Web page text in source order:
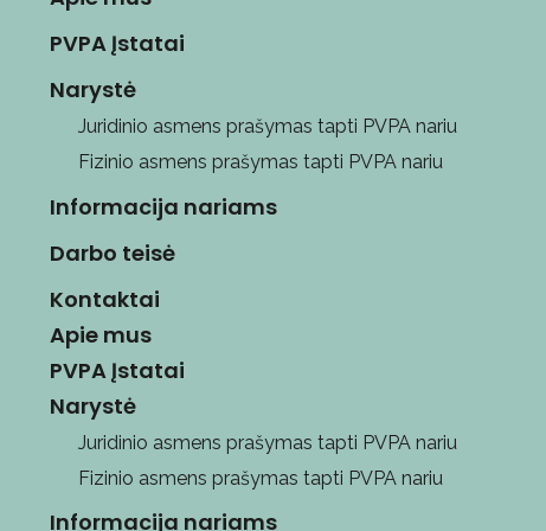
PVPA Įstatai
Narystė
Juridinio asmens prašymas tapti PVPA nariu
Fizinio asmens prašymas tapti PVPA nariu
Informacija nariams
Darbo teisė
Kontaktai
Apie mus
PVPA Įstatai
Narystė
Juridinio asmens prašymas tapti PVPA nariu
Fizinio asmens prašymas tapti PVPA nariu
Informacija nariams